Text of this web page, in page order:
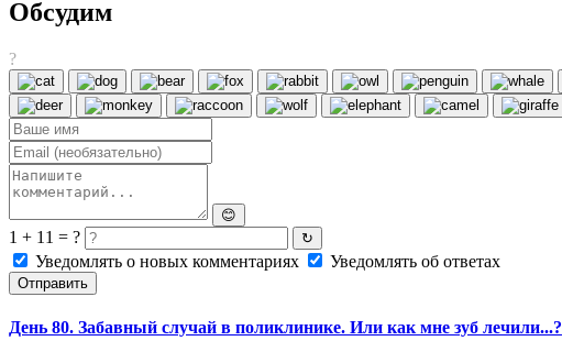
Обсудим
?
😊
1 + 11 = ? ↻
Уведомлять о новых комментариях Уведомлять об ответах
Отправить
День 80. Забавный случай в поликлинике. Или как мне зуб лечили...?